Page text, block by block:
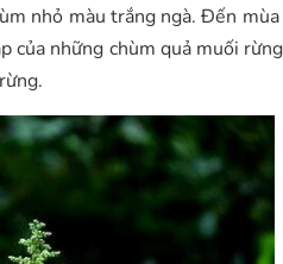
nhỏ màu trắng ngà. Đến
của những chùm quả muối